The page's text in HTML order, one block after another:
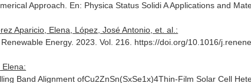
Approach. En: Physica Status Solidi A Applications and
Aparicio, Elena, López, José Antonio, et. al.:
Renewable Energy. 2023. Vol. 216. https://doi.org/10.1016/
Band Alignment ofCu2ZnSn(SxSe1x)4Thin-Film Solar Cell